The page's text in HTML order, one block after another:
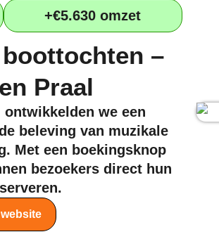
+€5.630 omzet
–
Praal
we een
beleving van muzikale
Met een boekingsknop
bezoekers direct hun